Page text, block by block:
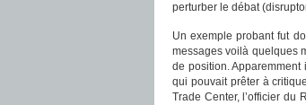
perturber le débat
Un exemple probant fut
messages voilà quelques
de position. Apparemment
qui pouvait prêter à
Trade Center, l’officier du